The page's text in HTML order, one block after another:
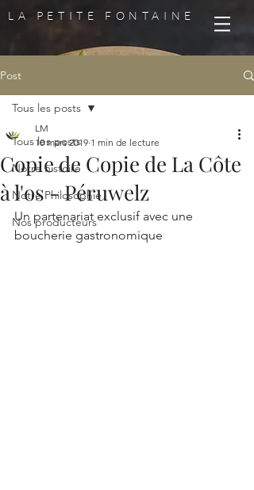
LA PETITE FONTAINE
Post
Tous les posts
Notre histoire
Notre Philosophie
Nos producteurs
Tous les posts
Copie de Copie de La Côte
à l'os - Péruwelz
LM
10 mars 2019 1 min de lecture
Un partenariat exclusif avec une
boucherie gastronomique